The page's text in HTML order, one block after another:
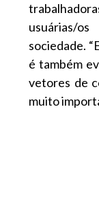
usuárias/
sociedade.
é também
vetores de
muito